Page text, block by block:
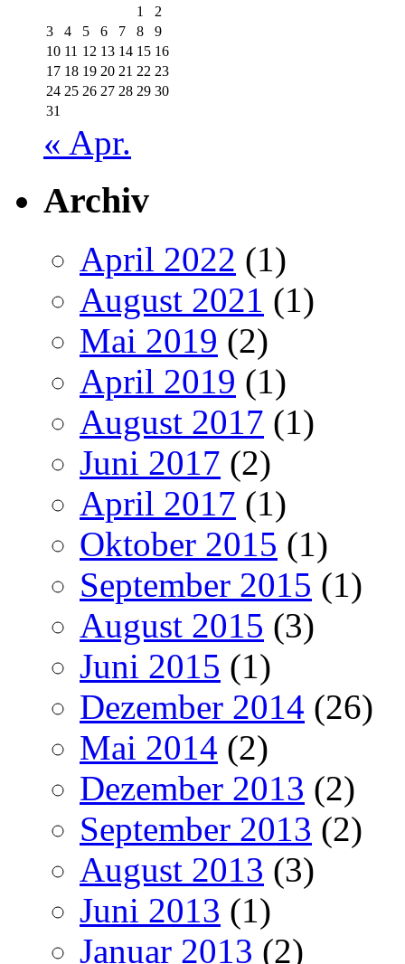
1
2
3
4 5 6 7 8
9
10 11 12 13 14 15 16
17 18 19 20 21 22 23
24 25 26 27 28 29 30
31
« Apr.
Archiv
April 2022 (1)
August 2021 (1)
Mai 2019 (2)
April 2019 (1)
August 2017 (1)
Juni 2017 (2)
April 2017 (1)
Oktober 2015 (1)
September 2015 (1)
August 2015 (3)
Juni 2015 (1)
Dezember 2014 (26)
Mai 2014 (2)
Dezember 2013 (2)
September 2013 (2)
August 2013 (3)
Juni 2013 (1)
Januar 2013 (2)